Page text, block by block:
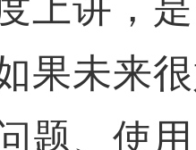
果未来
题、使